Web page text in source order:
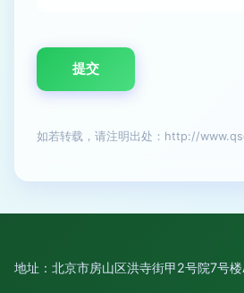
如若转载，请注明出处：http://
地址：北京市房山区洪寺街甲2号院7号